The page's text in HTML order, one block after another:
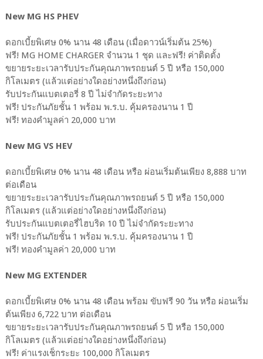
New MG HS PHEV
ดอกเบี้ยพิเศษ 0% นาน 48 เดือน (เมื่อดาวน์เริ่มต้น 25%)
ฟรี! MG HOME CHARGER จำนวน 1 ชุด และฟรี! ค่าติดตั้ง
ขยายระยะเวลารับประกันคุณภาพรถยนต์ 5 ปี หรือ 150,000
กิโลเมตร (แล้วแต่อย่างใดอย่างหนึ่งถึงก่อน)
รับประกันแบตเตอรี่ 8 ปี ไม่จำกัดระยะทาง
ฟรี! ประกันภัยชั้น 1 พร้อม พ.ร.บ. คุ้มครองนาน 1 ปี
ฟรี! ทองคำมูลค่า 20,000 บาท
New MG VS HEV
ดอกเบี้ยพิเศษ 0% นาน 48 เดือน หรือ ผ่อนเริ่มต้นเพียง 8,888 บาท
ต่อเดือน
ขยายระยะเวลารับประกันคุณภาพรถยนต์ 5 ปี หรือ 150,000
กิโลเมตร (แล้วแต่อย่างใดอย่างหนึ่งถึงก่อน)
รับประกันแบตเตอรี่ไฮบริด 10 ปี ไม่จำกัดระยะทาง
ฟรี! ประกันภัยชั้น 1 พร้อม พ.ร.บ. คุ้มครองนาน 1 ปี
ฟรี! ทองคำมูลค่า 20,000 บาท
New MG EXTENDER
ดอกเบี้ยพิเศษ 0% นาน 48 เดือน พร้อม ขับฟรี 90 วัน หรือ ผ่อนเริ่ม
ต้นเพียง 6,722 บาท ต่อเดือน
ขยายระยะเวลารับประกันคุณภาพรถยนต์ 5 ปี หรือ 150,000
กิโลเมตร (แล้วแต่อย่างใดอย่างหนึ่งถึงก่อน)
ฟรี! ค่าแรงเช็กระยะ 100,000 กิโลเมตร